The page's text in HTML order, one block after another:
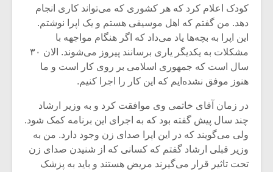
کودک اعلام کرد که هر کشوری که می‌تواند کاری انجام
دهد. من گفتم که اهل موسیقی هستم و یک اپرا نوشتم.
این اپرا به بچه‌ها یاد می‌داد که اگر هنگام مواجهه با
مشکلات به یکدیگر یاری برسانند پیروز می‌شوند. الان ۳۰
سال است که جمهوری اسلامی بر روی کار است و ما
هنوز موفق نشده‌ایم که این کار را اجرا کنیم.
در زمان آقای خاتمی وی موافقت کرد و به وزیر ارشاد
چند سال پیش گفته بود که به اجرای این برنامه کمک شود.
ولی می‌گویند که در این اپرا صدای زن وجود دارد. من به
وزیر قبلی ارشاد گفتم که کسانی که از شنیدن صدای زن
تحت تاثیر قرار می‌گیرند مریض هستند و باید به پزشک